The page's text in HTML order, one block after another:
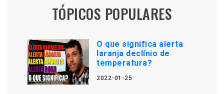
TÓPICOS POPULARES
O que significa alerta
laranja declínio de
temperatura?
2022-01-25